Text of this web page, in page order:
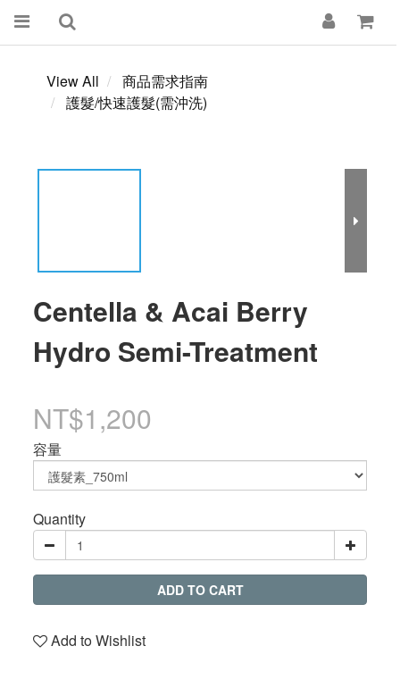
View All
商品需求指南
護髮/快速護髮(需沖洗)
Centella & Acai Berry
Hydro Semi-Treatment
NT$1,200
容量
Quantity
ADD TO CART
Add to Wishlist